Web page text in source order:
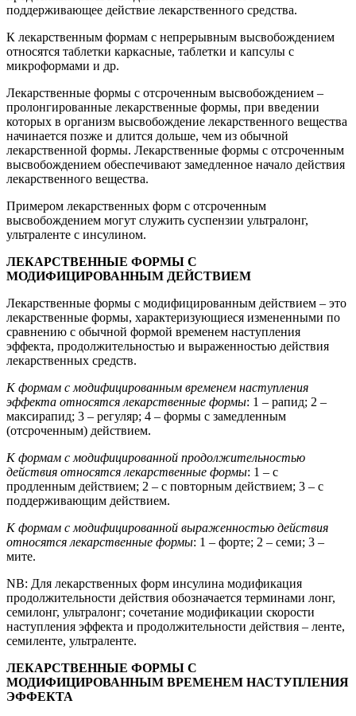
поддерживающее действие лекарственного средства.
К лекарственным формам с непрерывным высвобождением
относятся таблетки каркасные, таблетки и капсулы с
микроформами и др.
Лекарственные формы с отсроченным высвобождением –
пролонгированные лекарственные формы, при введении
которых в организм высвобождение лекарственного вещества
начинается позже и длится дольше, чем из обычной
лекарственной формы. Лекарственные формы с отсроченным
высвобождением обеспечивают замедленное начало действия
лекарственного вещества.
Примером лекарственных форм с отсроченным
высвобождением могут служить суспензии ультралонг,
ультраленте с инсулином.
ЛЕКАРСТВЕННЫЕ ФОРМЫ С
МОДИФИЦИРОВАННЫМ ДЕЙСТВИЕМ
Лекарственные формы с модифицированным действием – это
лекарственные формы, характеризующиеся измененными по
сравнению с обычной формой временем наступления
эффекта, продолжительностью и выраженностью действия
лекарственных средств.
К формам с модифицированным временем наступления
эффекта относятся лекарственные формы: 1 – рапид; 2 –
максирапид; 3 – регуляр; 4 – формы с замедленным
(отсроченным) действием.
К формам с модифицированной продолжительностью
действия относятся лекарственные формы: 1 – с
продленным действием; 2 – с повторным действием; 3 – с
поддерживающим действием.
К формам с модифицированной выраженностью действия
относятся лекарственные формы: 1 – форте; 2 – семи; 3 –
мите.
NB: Для лекарственных форм инсулина модификация
продолжительности действия обозначается терминами лонг,
семилонг, ультралонг; сочетание модификации скорости
наступления эффекта и продолжительности действия – ленте,
семиленте, ультраленте.
ЛЕКАРСТВЕННЫЕ ФОРМЫ С
МОДИФИЦИРОВАННЫМ ВРЕМЕНЕМ НАСТУПЛЕНИЯ
ЭФФЕКТА